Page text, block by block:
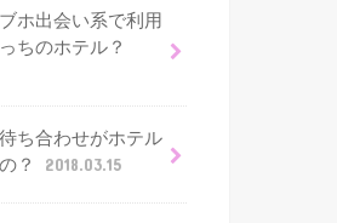
ホ出会い系で利用
ちのホテル？
ち合わせがホテル
？
2018.03.15